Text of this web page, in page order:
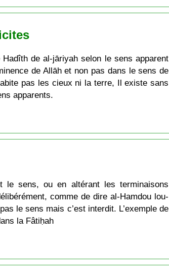
de al-jāriyah selon le sens apparent
de Allāh et non pas dans le sens de
pas les cieux ni la terre, Il existe sans
apparents.
le sens, ou en altérant les terminaisons
comme de dire al-Hamdou lou-
le sens mais c’est interdit. L’exemple de
la Fâtiḥah